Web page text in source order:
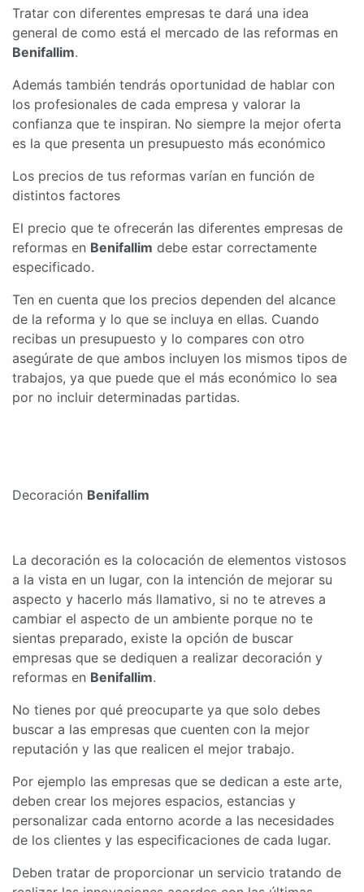
Tratar con diferentes empresas te dará una idea
general de como está el mercado de las reformas en
Benifallim.
Además también tendrás oportunidad de hablar con
los profesionales de cada empresa y valorar la
confianza que te inspiran. No siempre la mejor oferta
es la que presenta un presupuesto más económico
Los precios de tus reformas varían en función de
distintos factores
El precio que te ofrecerán las diferentes empresas de
reformas en Benifallim debe estar correctamente
especificado.
Ten en cuenta que los precios dependen del alcance
de la reforma y lo que se incluya en ellas. Cuando
recibas un presupuesto y lo compares con otro
asegúrate de que ambos incluyen los mismos tipos de
trabajos, ya que puede que el más económico lo sea
por no incluir determinadas partidas.
Decoración Benifallim
La decoración es la colocación de elementos vistosos
a la vista en un lugar, con la intención de mejorar su
aspecto y hacerlo más llamativo, si no te atreves a
cambiar el aspecto de un ambiente porque no te
sientas preparado, existe la opción de buscar
empresas que se dediquen a realizar decoración y
reformas en Benifallim.
No tienes por qué preocuparte ya que solo debes
buscar a las empresas que cuenten con la mejor
reputación y las que realicen el mejor trabajo.
Por ejemplo las empresas que se dedican a este arte,
deben crear los mejores espacios, estancias y
personalizar cada entorno acorde a las necesidades
de los clientes y las especificaciones de cada lugar.
Deben tratar de proporcionar un servicio tratando de